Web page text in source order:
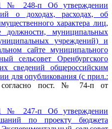
№ 248-п Об утверждении
о доходах, расходах, об
характера лиц,
муниципальных
учреждений) и
сайте муниципального
сельсовет Оренбургского
сведений общероссийским
для опубликования (с прил.:
пост. № 74-п от
№ 247-п Об утверждении
по проекту бюджета